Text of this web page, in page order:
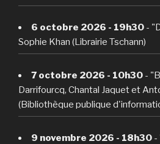
6 octobre 2026 - 19h30 -
Sophie Khan (Librairie Tschann)
7 octobre 2026 - 10h30 -
Darrifourcq, Chantal Jaquet et
(Bibliothèque publique
9 novembre 2026 - 18h30 -